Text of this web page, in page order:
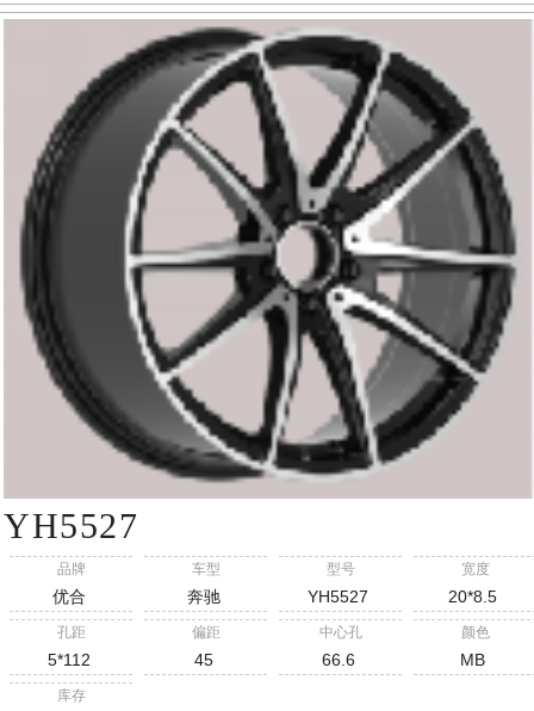
YH5527
品牌
优合
车型
奔驰
型号
YH5527
宽度
20*8.5
孔距
5*112
偏距
45
中心孔
66.6
颜色
MB
库存